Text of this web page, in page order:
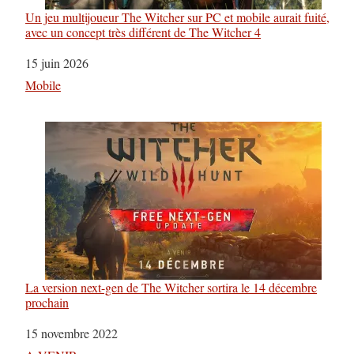
Un jeu multijoueur The Witcher sur PC et mobile aurait fuité,
avec un concept très différent de The Witcher 4
Date
15 juin 2026
Par rapport à
Mobile
La version next-gen de The Witcher sortira le 14 décembre
prochain
Date
15 novembre 2022